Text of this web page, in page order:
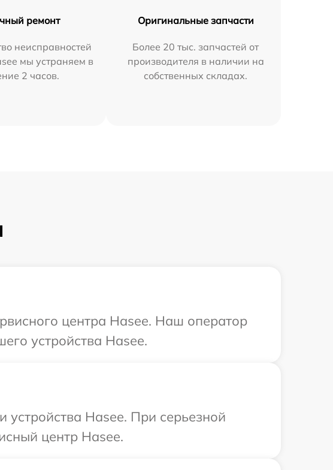
ремонт
неисправностей
мы устраняем в
2 часов.
Оригинальные запчасти
Более 20 тыс. запчастей от
производителя в наличии на
собственных складах.
центра Hasee. Наш оператор
устройства Hasee.
Hasee. При серьезной
центр Hasee.